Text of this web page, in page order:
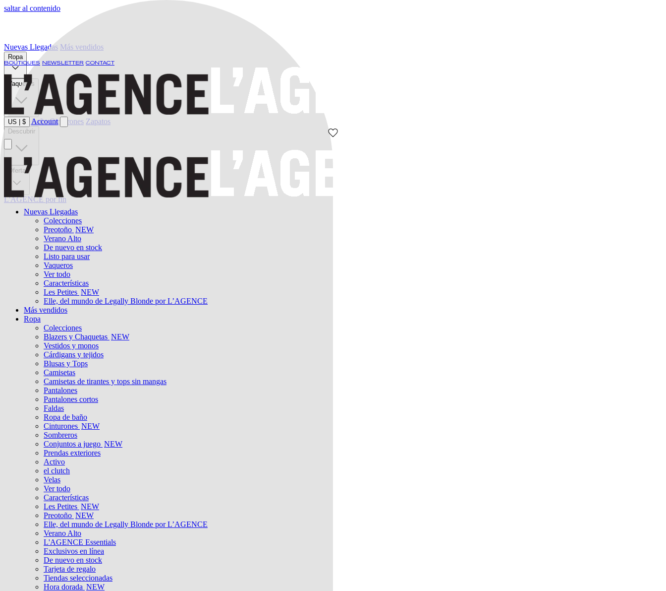
saltar al contenido
BOUTIQUES NEWSLETTER CONTACT
US $ Account
Nuevas Llegadas
Colecciones
Preotoño NEW
Verano Alto
De nuevo en stock
Listo para usar
Vaqueros
Ver todo
Características
Les Petites NEW
Elle, del mundo de Legally Blonde por L’AGENCE
Más vendidos
Ropa
Colecciones
Blazers y Chaquetas NEW
Vestidos y monos
Cárdigans y tejidos
Blusas y Tops
Camisetas
Camisetas de tirantes y tops sin mangas
Pantalones
Pantalones cortos
Faldas
Ropa de baño
Cinturones NEW
Sombreros
Conjuntos a juego NEW
Prendas exteriores
Activo
el clutch
Velas
Ver todo
Características
Les Petites NEW
Preotoño NEW
Elle, del mundo de Legally Blonde por L’AGENCE
Verano Alto
L'AGENCE Essentials
Exclusivos en línea
De nuevo en stock
Tarjeta de regalo
Tiendas seleccionadas
Hora dorada NEW
Nuevas Llegadas Más vendidos
Ropa
Vaqueros
Ropa de baño Cinturones Zapatos
Descubrir
Oferta
L'AGENCE por fin